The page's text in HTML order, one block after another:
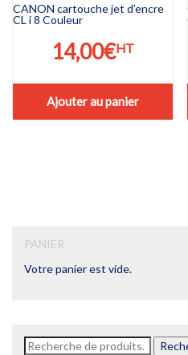
CANON cartouche jet d’encre
CL i 8 Couleur
14,00€HT
Ajouter au panier
PANIER
Votre panier est vide.
Recherche